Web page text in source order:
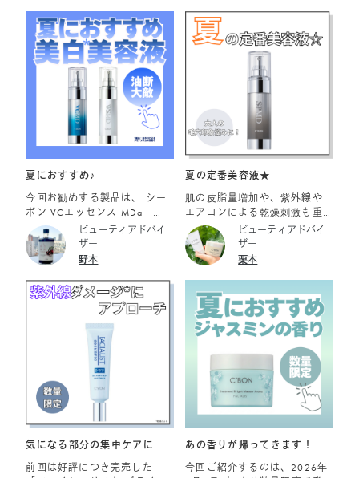
チャー やさしい肌あたりのス
クラブとなめらかなクリーム
―――――――――――――
― シーボン マスクアウェイク
ン 80ｇ 8,800円（税込）
まり（毛穴）」にしっかりア
プローチします。 ◆1. 酵素の
チカラでマイルドに分解オフ
タンパク質分解酵素「プロテ
アーゼ（整肌成分）」を採
用。水だけでは落とせない不
要な古い角質（タンパク質）
を優しく分解して取り除きま
す。糖質や脂質には反応しな
いため、肌に負担をかけにく
いマイルドな仕様です。 ◆2.
洗い上がりはしっかり「つる
柿にも含まれる保湿成分「マ
ンニトール」をプラス。不要
な汚れをしっかり落としなが
らも必要なうるおいは守るた
め、つっぱり感のない、みず
す。 ◆3. フレッシュな個包装
タイプ 酵素は水分や空気に触
れると徐々に力が弱まってし
まうデリケートな成分です。
使う直前まで鮮度をキープで
きるよう、1回分ずつの使い切
り個包装になっています。 め
んどくさがりの私もこれだけ
は毎日欠かせない製品となっ
す☆ 通常製品フェイシャリス
ト ファーメントパウダーa
よる乾燥も気になりますよ
ね。 今回おススメする洗顔料
は肌悩みやシーンにあわせて
選べる3タイプ。自分の肌タイ
プやその日の気分に合わせ
てみてくださいね。 ■フェイシ
ャリスト モイストベールウォ
ッシュ 「夏でも洗顔後は肌が
つっぱる」「エアコンの乾燥
が気になる」という方には、
こちらがイチオシです。 • 特
のエアリーな泡 • 洗い上が
り： しっとり、すべすべ • 香
り： みずみずしいグリーンフ
ローラルの香り デリケートな
夏の肌をふんわりエアリーな
守りながらも優しい使用感で
洗い上げてくれます。洗うた
びにホッとするような、心地
いい香りに包まれます！ ■フェ
イシャリスト クリアクレイウ
ォッシュ 「とにかく皮脂やテ
カリをどうにかしたい！」
「毛穴のざらつきが気にな
る」という日はこれ一択！ •
ナイト）を配合した濃密吸着
泡 • 洗い上がり： すっきり、
夏におすすめ♪
今回お勧めする製品は、 シー
ボン VCエッセンス MDa
￥15,950（税込） シーボン
ホワイトスムージングエッセ
ンス MDS ￥15,950（税込）
MDaは、 水溶性でさらりと爽
かな使い心地の薬用美白*美
容液です。 メラニンの生成を
抑制する有効成分ビタミンC誘
導体*と 有効成分グリチルリチ
ン酸ジカリウムが配合されて
いるため、 日やけによるシ
ミ・ソバカスを防ぎ、肌を健
かに保ちます。 シーボン ホ
ワイトスムージングエッセン
ス MDSは、 油溶性で、乳液タ
イプの薬用美白*美容液です。
のある美しい素肌へと導きま
ビューティアドバイ
ザー
野本
夏の定番美容液★
肌の皮脂量増加や、紫外線
エアコンによる乾燥刺激も重
なり、インナードライや毛穴
トラブルで肌悩みも深刻化…
そんな悩みに寄り添う、毛穴
介アイテム ☑シーボン スムー
スポアエッセンス MD 35ｍ
L/￥15,950 2026年7月1日
無くなり次第終了となります
ビューティアドバイ
ザー
栗本
気になる部分の集中ケアに
前回は好評につき完売した
あの香りが帰ってきます！
今回ご紹介するのは、2026年